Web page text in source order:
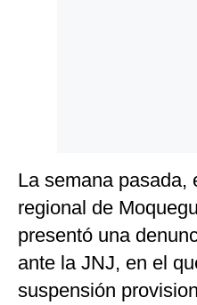
La semana pasada,
regional de
presentó una
ante la JNJ, en el
suspensión